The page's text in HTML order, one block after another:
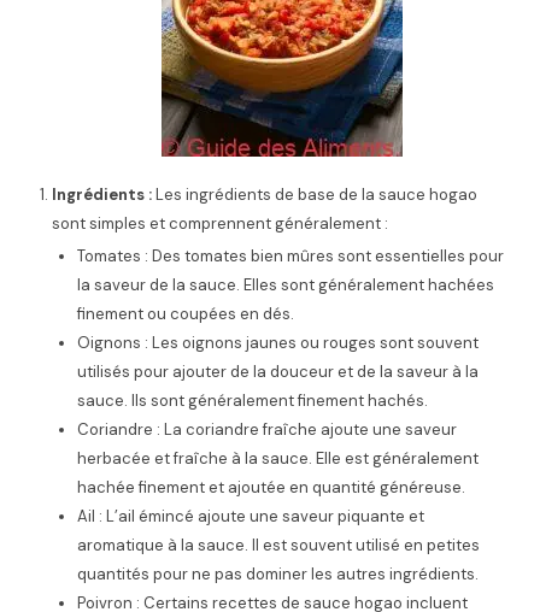
Ingrédients :Les ingrédients de base de la sauce hogao
sont simples et comprennent généralement :
Tomates : Des tomates bien mûres sont essentielles pour
la saveur de la sauce. Elles sont généralement hachées
finement ou coupées en dés.
Oignons : Les oignons jaunes ou rouges sont souvent
utilisés pour ajouter de la douceur et de la saveur à la
sauce. Ils sont généralement finement hachés.
Coriandre : La coriandre fraîche ajoute une saveur
herbacée et fraîche à la sauce. Elle est généralement
hachée finement et ajoutée en quantité généreuse.
Ail : L’ail émincé ajoute une saveur piquante et
aromatique à la sauce. Il est souvent utilisé en petites
quantités pour ne pas dominer les autres ingrédients.
Poivron : Certains recettes de sauce hogao incluent